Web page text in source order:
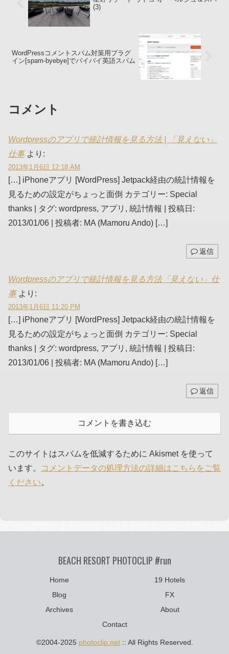
(3)
WordPressコメントスパム対策用プラグ
イン[spam-byebye]でバイバイ英語スパム
コメント
Wordpressのアプリで統計情報を見る方法 | 「見えない」
仕事 より:
2013年1月6日 12:18 AM
[…] iPhoneアプリ [WordPress] Jetpack経由の統計情報を
見るための設定がちょっと面倒 カテゴリー: Special
thanks | タグ: wordpress, アプリ, 統計情報 | 投稿日:
2013/01/06 | 投稿者: MA (Mamoru Ando) […]
返信
Wordpressのアプリで統計情報を見る方法「見えない」仕
事 より:
2013年1月6日 11:20 PM
[…] iPhoneアプリ [WordPress] Jetpack経由の統計情報を
見るための設定がちょっと面倒 カテゴリー: Special
thanks | タグ: wordpress, アプリ, 統計情報 | 投稿日:
2013/01/06 | 投稿者: MA (Mamoru Ando) […]
返信
コメントを書き込む
このサイトはスパムを低減するために Akismet を使って
います。
コメントデータの処理方法の詳細はこちらをご覧
ください。
BEACH RESORT PHOTOCLIP #run
Home
19 Hotels
Blog
FX
Archives
About
Contact
©2004-2025 photoclip.net:: All Rights Reserved.